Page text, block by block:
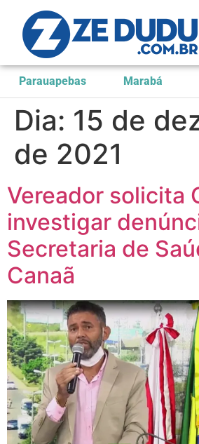
Parauapebas Marabá
Dia: 15 de
de 2021
Vereador solicita
investigar
Secretaria de
Canaã